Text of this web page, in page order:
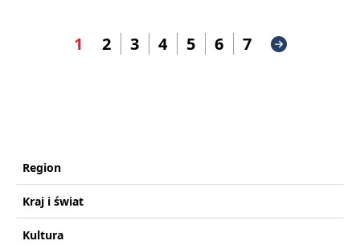
1 2 3 4 5 6 7
Region
Kraj i świat
Kultura